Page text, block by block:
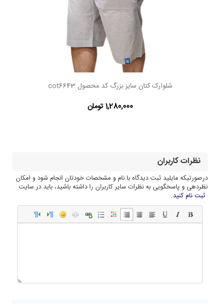
شلوارک کتان سایز بزرگ کد محصول cot6643
1,280,000 تومان
نظرات کاربران
درصورتیکه مایلید ثبت دیدگاه با نام و مشخصات خودتان انجام شود و امکان
نظردهی و پاسخگویی به نظرات سایر کاربران را داشته باشید، باید در سایت
ثبت نام کنید.